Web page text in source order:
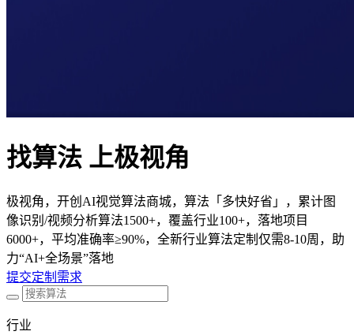
找算法 上极视角
极视角，开创AI视觉算法商城，算法「多快好省」，累计图
像识别/视频分析算法1500+，覆盖行业100+，落地项目
6000+，平均准确率≥90%，全新行业算法定制仅需8-10周，助
力“AI+全场景”落地
提交定制需求
行业